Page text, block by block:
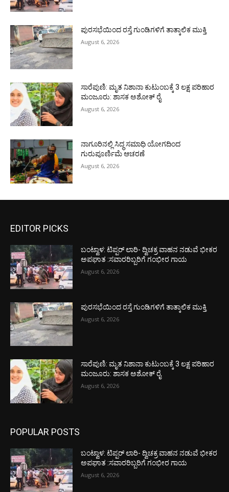
ಪುರಸಭೆಯಿಂದ ರಸ್ತೆ ಗುಂಡಿಗಳಿಗೆ ತಾತ್ಕಾಲಿಕ ಮುಕ್ತಿ
August 6, 2026
ಸಾರೆಪುಣಿ: ಮೃತ ನಿಶಾನಾ ಕುಟುಂಬಕ್ಕೆ 3 ಲಕ್ಷ ಪರಿಹಾರ
ಮಂಜೂರು: ಶಾಸಕ ಅಶೋಕ್ ರೈ
August 6, 2026
ನಾಗೂರಿನಲ್ಲಿ ಸಿದ್ಧ ಸಮಾಧಿ ಯೋಗದಿಂದ
ಗುರುಪೂರ್ಣಿಮೆ ಆಚರಣೆ
August 6, 2026
EDITOR PICKS
ಬಂಟ್ವಾಳ: ಟಿಪ್ಪರ್ ಲಾರಿ- ದ್ವಿಚಕ್ರ ವಾಹನ ನಡುವೆ ಭೀಕರ
ಅಪಘಾತ :ಸವಾರರಿಬ್ಬರಿಗೆ ಗಂಭೀರ ಗಾಯ
August 6, 2026
ಪುರಸಭೆಯಿಂದ ರಸ್ತೆ ಗುಂಡಿಗಳಿಗೆ ತಾತ್ಕಾಲಿಕ ಮುಕ್ತಿ
August 6, 2026
ಸಾರೆಪುಣಿ: ಮೃತ ನಿಶಾನಾ ಕುಟುಂಬಕ್ಕೆ 3 ಲಕ್ಷ ಪರಿಹಾರ
ಮಂಜೂರು: ಶಾಸಕ ಅಶೋಕ್ ರೈ
August 6, 2026
POPULAR POSTS
ಬಂಟ್ವಾಳ: ಟಿಪ್ಪರ್ ಲಾರಿ- ದ್ವಿಚಕ್ರ ವಾಹನ ನಡುವೆ ಭೀಕರ
ಅಪಘಾತ :ಸವಾರರಿಬ್ಬರಿಗೆ ಗಂಭೀರ ಗಾಯ
August 6, 2026